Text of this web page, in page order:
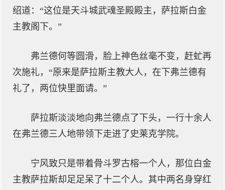
绍道：“这位是天斗城武魂圣殿殿主，萨拉斯白金
主教阁下。”
弗兰德何等圆滑，脸上神色丝毫不变，赶虻再
次施礼，“原来是萨拉斯主教大人，在下弗兰德有
礼了，两位快里面请。”
萨拉斯淡淡地向弗兰德点了下头，一行十余人
在弗兰德三人地带领下走进了史莱克学院。
宁风致只是带着骨斗罗古榕一个人，那位白金
主教萨拉斯却足足呆了十二个人。其中两名身穿红